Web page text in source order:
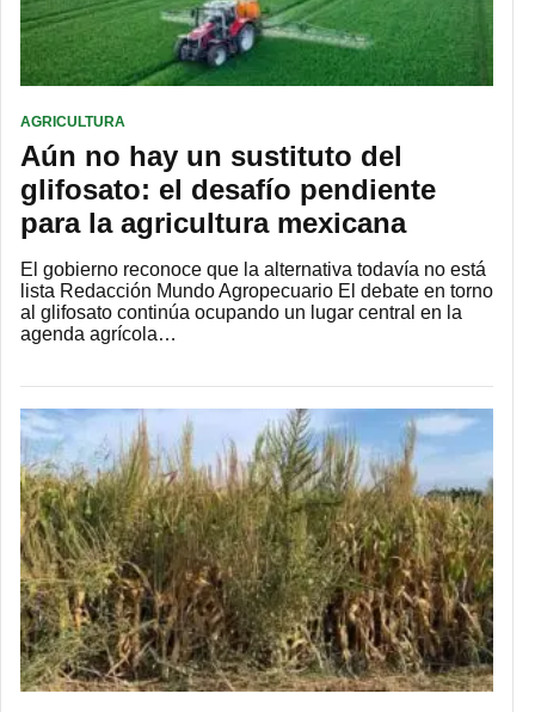
AGRICULTURA
Aún no hay un sustituto del
glifosato: el desafío pendiente
para la agricultura mexicana
El gobierno reconoce que la alternativa todavía no está
lista Redacción Mundo Agropecuario El debate en torno
al glifosato continúa ocupando un lugar central en la
agenda agrícola…